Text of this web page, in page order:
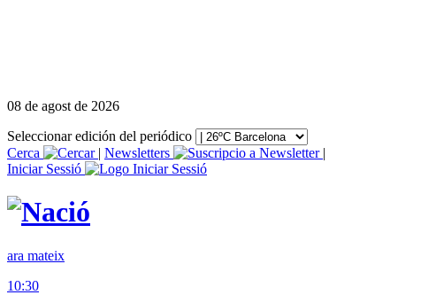
08 de agost de 2026
Seleccionar edición del periódico
Cerca
| Newsletters
|
Iniciar Sessió
ara mateix
10:30